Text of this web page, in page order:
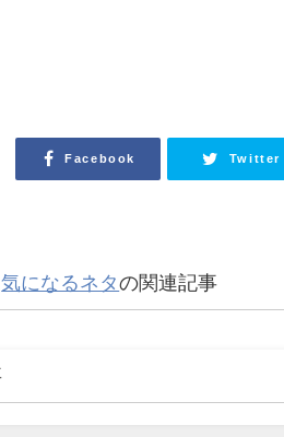
Facebook Twitter
気になるネタの関連記事